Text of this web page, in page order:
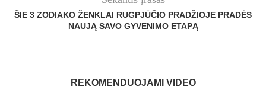
ŠIE 3 ZODIAKO ŽENKLAI RUGPJŪČIO PRADŽIOJE PRADĖS
NAUJĄ SAVO GYVENIMO ETAPĄ
REKOMENDUOJAMI VIDEO